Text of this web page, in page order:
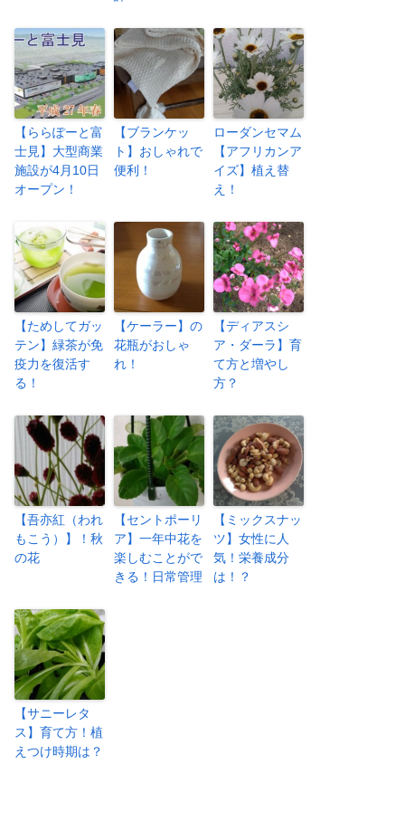
【ららぽーと富
士見】大型商業
施設が4月10日
オープン！
【ブランケッ
ト】おしゃれで
便利！
ローダンセマム
【アフリカンア
イズ】植え替
え！
【ためしてガッ
テン】緑茶が免
疫力を復活す
る！
【ケーラー】の
花瓶がおしゃ
れ！
【ディアスシ
ア・ダーラ】育
て方と増やし
方？
【吾亦紅（われ
もこう）】！秋
の花
【セントポーリ
ア】一年中花を
楽しむことがで
きる！日常管理
【ミックスナッ
ツ】女性に人
気！栄養成分
は！？
【サニーレタ
ス】育て方！植
えつけ時期は？